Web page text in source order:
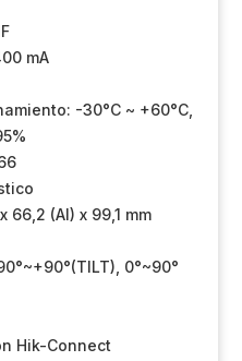
mA
-30°C ~ +60°C,
66,2 (Al) x 99,1 mm
0°~90°
Hik-Connect